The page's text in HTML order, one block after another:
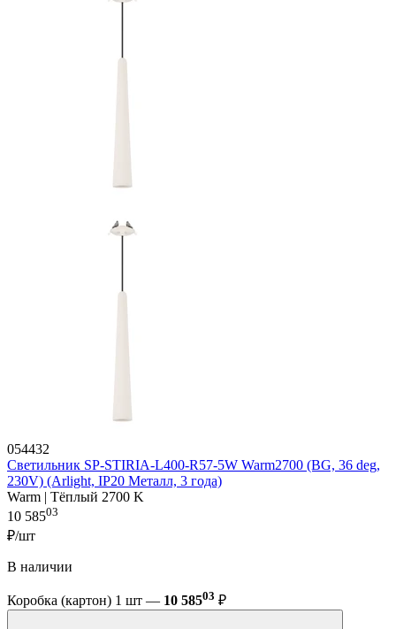
054432
Светильник SP-STIRIA-L400-R57-5W Warm2700 (BG, 36 deg,
230V) (Arlight, IP20 Металл, 3 года)
Warm | Тёплый 2700 K
10 58503
₽/шт
В наличии
Коробка (картон) 1 шт — 10 58503 ₽